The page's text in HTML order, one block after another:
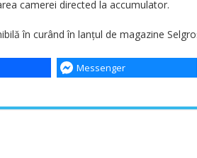
camerei directed la accumulator.
în curând în lanțul de magazine
Messenger